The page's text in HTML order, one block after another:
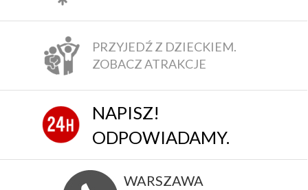
PRZYJEDŹ Z DZIECKIEM.
ZOBACZ ATRAKCJE
NAPISZ!
ODPOWIADAMY.
WARSZAWA